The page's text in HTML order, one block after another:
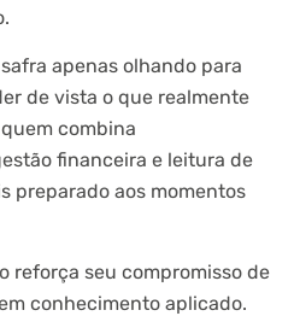
apenas olhando para
de vista o que realmente
combina
financeira e leitura de
preparado aos momentos
reforça seu compromisso de
conhecimento aplicado.